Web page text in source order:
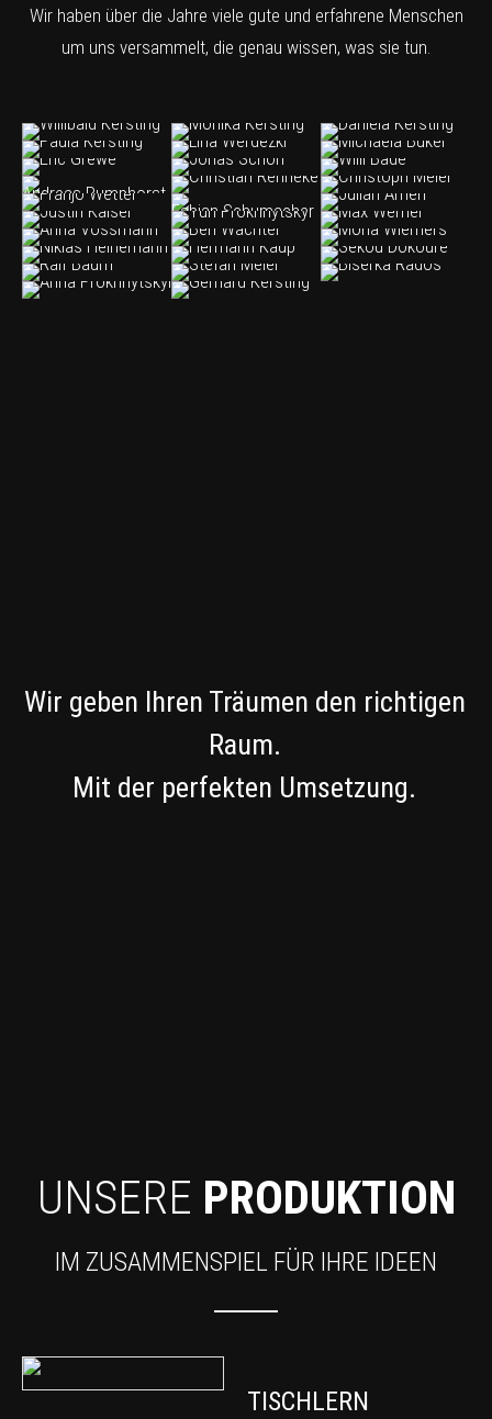
Wir haben über die Jahre viele gute und erfahrene Menschen
um uns versammelt, die genau wissen, was sie tun.
Wir geben Ihren Träumen den richtigen
Raum.
Mit der perfekten Umsetzung.
UNSERE PRODUKTION
IM ZUSAMMENSPIEL FÜR IHRE IDEEN
TISCHLERN